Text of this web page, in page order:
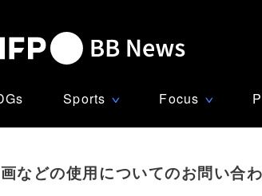
Sports ∨ Focus ∨
などの使用についてのお問い合